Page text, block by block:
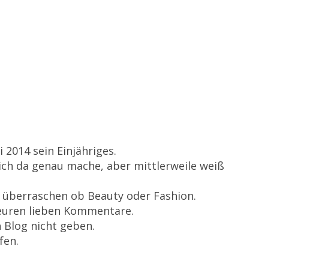
sein Einjähriges.
da genau mache, aber mittlerweile weiß
ob Beauty oder Fashion.
lieben Kommentare.
Blog nicht geben.